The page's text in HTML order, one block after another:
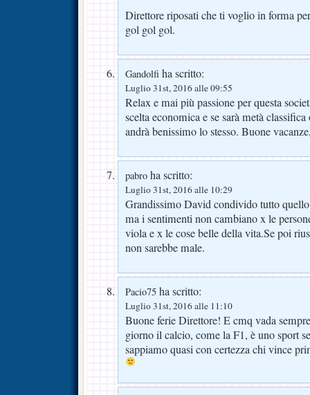
Direttore riposati che ti voglio in forma
gol gol gol.
Gandolfi ha scritto:
Luglio 31st, 2016 alle 09:55
Relax e mai più passione per questa
scelta economica e se sarà metà
andrà benissimo lo stesso. Buone
pabro ha scritto:
Luglio 31st, 2016 alle 10:29
Grandissimo David condivido tutto
ma i sentimenti non cambiano x le
viola e x le cose belle della vita.Se poi
non sarebbe male.
Pacio75 ha scritto:
Luglio 31st, 2016 alle 11:10
Buone ferie Direttore! E cmq vada
giorno il calcio, come la F1, è uno sport
sappiamo quasi con certezza chi vince